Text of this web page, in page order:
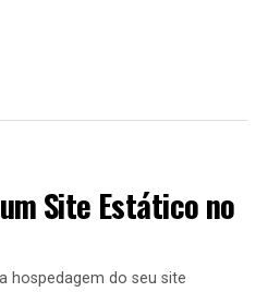
Site Estático no
hospedagem do seu site